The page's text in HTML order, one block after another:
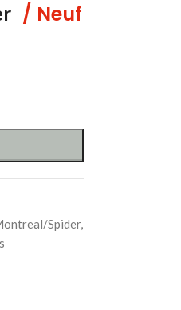
/ Neuf
Spider,